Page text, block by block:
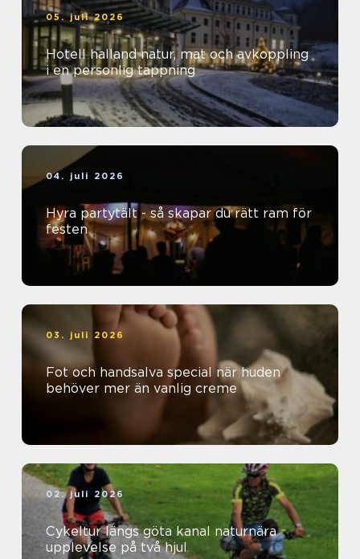
05. juli 2026
Hotell halland natur, mat och avkoppling
i en personlig tappning
04. juli 2026
Hyra partytält - så skapar du rätt ram för
festen
03. juli 2026
Fot och handsalva special när huden
behöver mer än vanlig creme
02. juli 2026
Cykeltur längs göta kanal naturnära
upplevelse på två hjul